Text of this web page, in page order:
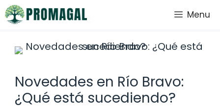
Saltar
al
Menu
Novedades en Río Bravo:
¿Qué está sucediendo?